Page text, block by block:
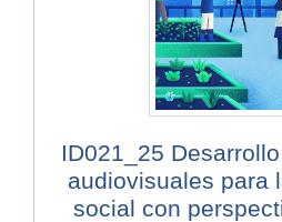
ID021_25
audiovisuales para
social con